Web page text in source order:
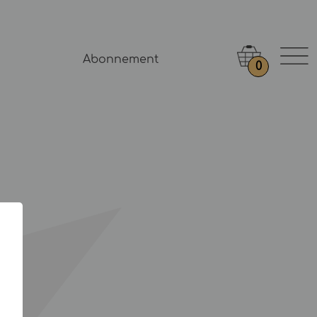
Abonnement
0